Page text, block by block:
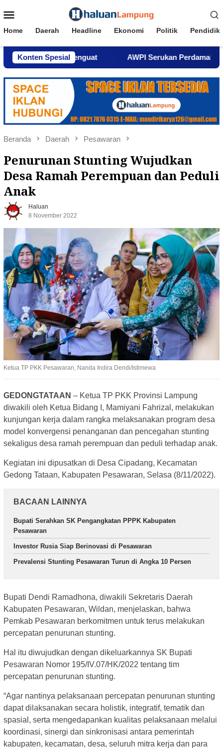
ke
Mobile
Home Daerah Headline Ekonomi Politik
Konten Spesial
Kian Menguat AWPI Serukan Perdamaian dan
Beranda Daerah Pesawaran
Penurunan Stunting Wujudkan
Desa Ramah Perempuan dan Peduli
Anak
Haluan
8 November 2022
Ketua TP PKK Pesawaran, Nanda Indira Dendi/Istimewa
GEDONGTATAAN – Ketua TP PKK Provinsi Lampung
diwakili oleh Ketua Bidang I, Mamiyani Fahrizal, melakukan
kunjungan kerja dalam rangka melaksanakan program desa
model konvergensi penanganan dan pencegahan stunting
sekaligus desa ramah perempuan dan peduli terhadap anak.
Kegiatan ini dipusatkan di Desa Cipadang, Kecamatan
Gedong Tataan, Kabupaten Pesawaran, Selasa (8/11/2022).
BACAAN LAINNYA
Bupati Serahkan SK Pengangkatan PPPK Kabupaten
Pesawaran
Investor Rusia Siap Berinovasi di Pesawaran
Prevalensi Stunting Pesawaran Turun di Angka 10 Persen
Bupati Dendi Ramadhona, diwakili Sekretaris Daerah
Kabupaten Pesawaran, Wildan, menjelaskan, bahwa
Pemkab Pesawaran berkomitmen untuk terus melakukan
percepatan penurunan stunting.
Hal itu diwujudkan dengan dikeluarkannya SK Bupati
Pesawaran Nomor 195/IV.07/HK/2022 tentang tim
percepatan penurunan stunting.
“Agar nantinya pelaksanaan percepatan penurunan stunting
dapat dilaksanakan secara holistik, integratif, tematik dan
spasial, serta mengedapankan kualitas pelaksanaan melalui
koordinasi, sinergi dan sinkronisasi antara pemerintah
kabupaten, kecamatan, desa, seluruh mitra kerja dan para